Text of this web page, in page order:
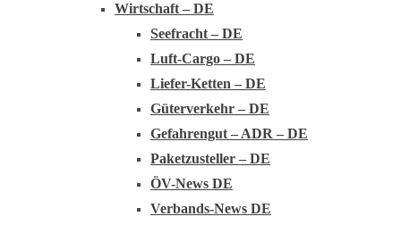
Wirtschaft – DE
Seefracht – DE
Luft-Cargo – DE
Liefer-Ketten – DE
Güterverkehr – DE
Gefahrengut – ADR – DE
Paketzusteller – DE
ÖV-News DE
Verbands-News DE